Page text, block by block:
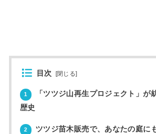
目次 [閉じる]
1
「ツツジ山再生プロジェクト」が
歴史
2 ツツジ苗木販売で、あなたの庭に